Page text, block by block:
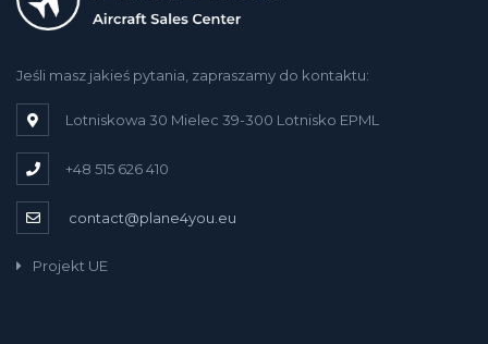
Jeśli masz jakieś pytania, zapraszamy do kontaktu:
Lotniskowa 30 Mielec 39-300 Lotnisko EPML
+48 515 626 410
contact@plane4you.eu
Projekt UE